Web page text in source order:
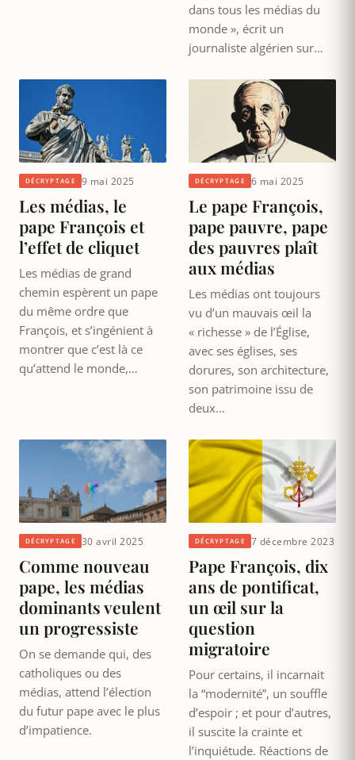
dans tous les médias du
monde », écrit un
journaliste algérien sur…
DÉCRYPTAGE 9 mai 2025
Les médias, le
pape François et
l’effet de cliquet
Les médias de grand
chemin espèrent un pape
du même ordre que
François, et s’ingénient à
montrer que c’est là ce
qu’attend le monde,…
DÉCRYPTAGE 6 mai 2025
Le pape François,
pape pauvre, pape
des pauvres plaît
aux médias
Les médias ont toujours
vu d’un mauvais œil la
« richesse » de l’Église,
avec ses églises, ses
dorures, son architecture,
son patrimoine issu de
deux…
DÉCRYPTAGE 30 avril 2025
Comme nouveau
pape, les médias
dominants veulent
un progressiste
On se demande qui, des
catholiques ou des
médias, attend l’élection
du futur pape avec le plus
d’impatience.
DÉCRYPTAGE 7 décembre 2023
Pape François, dix
ans de pontificat,
un œil sur la
question
migratoire
Pour certains, il incarnait
la “modernité”, un souffle
d’espoir ; et pour d’autres,
il suscite la crainte et
l’inquiétude. Réactions de